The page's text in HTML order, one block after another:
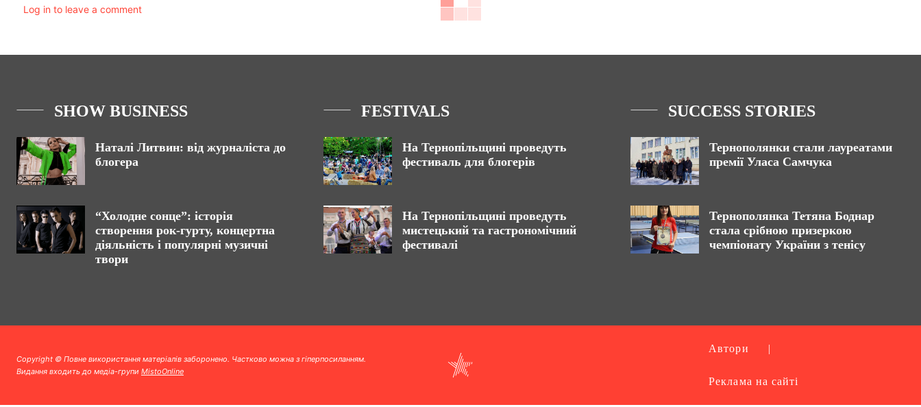
Log in to leave a comment
SHOW BUSINESS
Наталі Литвин: від журналіста до
блогера
“Холодне сонце”: історія
створення рок-гурту, концертна
діяльність і популярні музичні
твори
FESTIVALS
На Тернопільщині проведуть
фестиваль для блогерів
На Тернопільщині проведуть
мистецький та гастрономічний
фестивалі
SUCCESS STORIES
Тернополянки стали лауреатами
премії Уласа Самчука
Тернополянка Тетяна Боднар
стала срібною призеркою
чемпіонату України з тенісу
Copyright © Повне використання матеріалів заборонено. Частково можна з гіперпосиланням.
Видання входить до медіа-групи MistoOnline
Автори |
Реклама на сайті